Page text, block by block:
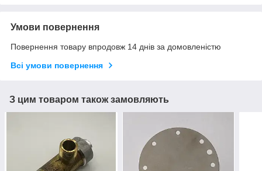
Умови повернення
Повернення товару впродовж 14 днів за домовленістю
Всі умови повернення
З цим товаром також замовляють